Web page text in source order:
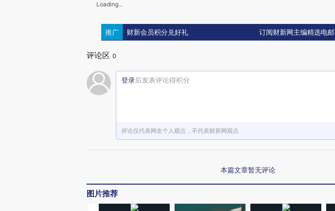
Loading...
推广 财新会员积分兑好礼 订阅财新网主编精选电邮
评论区 0
登录后发表评论得积分
评论仅代表网友个人观点，不代表财新网观点
本篇文章暂无评论
图片推荐